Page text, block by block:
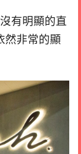
有明顯的直
然非常的顯